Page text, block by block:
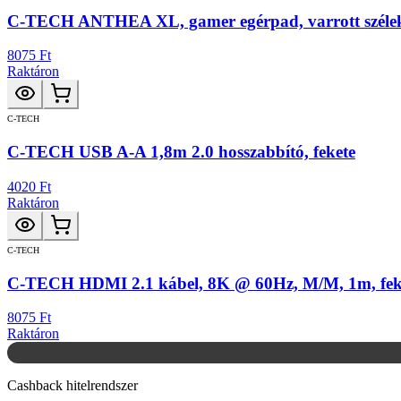
C-TECH ANTHEA XL, gamer egérpad, varrott
8075 Ft
Raktáron
C-TECH
C-TECH USB A-A 1,8m 2.0 hosszabbító, fekete
4020 Ft
Raktáron
C-TECH
C-TECH HDMI 2.1 kábel, 8K @ 60Hz, M/M, 1m,
8075 Ft
Raktáron
Cashback hitelrendszer